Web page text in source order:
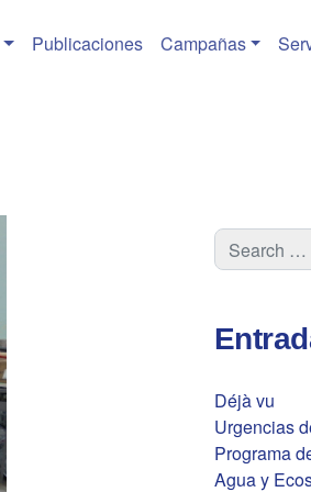
Publicaciones Campañas
Déjà vu
Urgencias
Programa
Agua y